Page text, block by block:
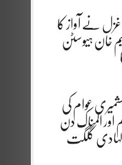
نے آواز کا
خان ہیوسٹن
اگست 2019 کشمیری عوام کی
اور المناک دن
گلگت